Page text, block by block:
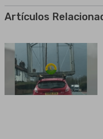
Artículos